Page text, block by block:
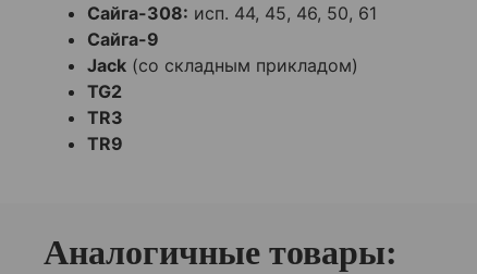
Сайга-308: исп. 44, 45, 46, 50, 61
Сайга-9
Jack (со складным прикладом)
TG2
TR3
TR9
Аналогичные товары: